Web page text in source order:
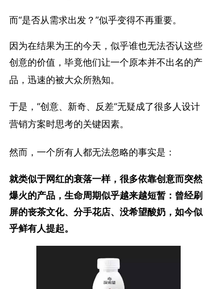
而“是否从需求出发？”似乎变得不再重要。
因为在结果为王的今天，似乎谁也无法否认这些
创意的价值，毕竟他们让一个原本并不出名的产
品，迅速的被大众所熟知。
于是，“创意、新奇、反差“无疑成了很多人设计
营销方案时思考的关键因素。
然而，一个所有人都无法忽略的事实是：
就类似于网红的衰落一样，很多依靠创意而突然
爆火的产品，生命周期似乎越来越短暂：曾经刷
屏的丧茶文化、分手花店、没希望酸奶，如今似
乎鲜有人提起。